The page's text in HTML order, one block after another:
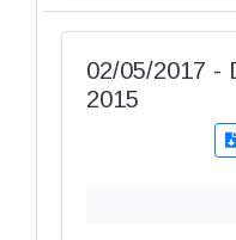
02/05/2017 -
2015